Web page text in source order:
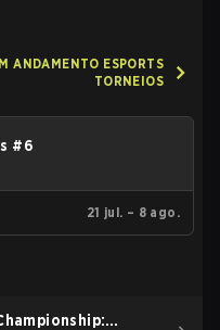
ANDAMENTO ESPORTS
TORNEIOS
#6
21 jul. – 8 ago.